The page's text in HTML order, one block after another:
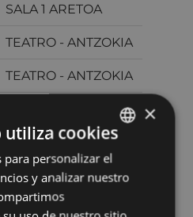
SALA 1 ARETOA
TEATRO - ANTZOKIA
TEATRO - ANTZOKIA
TEATRO - ANTZOKIA
SALA 1 ARETOA
BASQUE
SPANISH
×
utiliza cookies
personalizar el
y analizar nuestro